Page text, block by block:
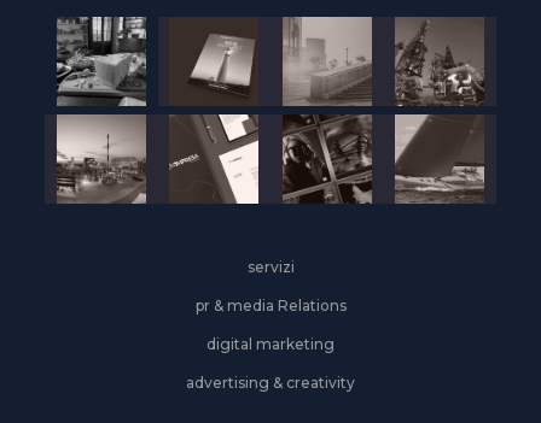
servizi
pr & media Relations
digital marketing
advertising & creativity